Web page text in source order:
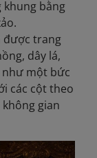
khung bằng
được trang
dây lá,
một bức
các cột theo
gian